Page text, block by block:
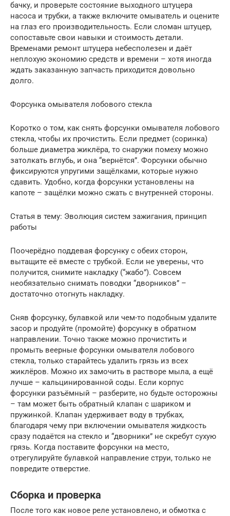
бачку, и проверьте состояние выходного штуцера
насоса и трубки, а также включите омыватель и оцените
на глаз его производительность. Если сломан штуцер,
сопоставьте свои навыки и стоимость детали.
Временами ремонт штуцера небесполезен и даёт
неплохую экономию средств и времени – хотя иногда
ждать заказанную запчасть приходится довольно
долго.
Форсунка омывателя лобового стекла
Коротко о том, как снять форсунки омывателя лобового
стекла, чтобы их прочистить. Если предмет (соринка)
больше диаметра жиклёра, то снаружи помеху можно
затолкать вглубь, и она “вернётся”. Форсунки обычно
фиксируются упругими защёлками, которые нужно
сдавить. Удобно, когда форсунки установлены на
капоте – защёлки можно сжать с внутренней стороны.
Статья в тему: Эволюция систем зажигания, принцип
работы
Поочерёдно поддевая форсунку с обеих сторон,
вытащите её вместе с трубкой. Если не уверены, что
получится, снимите накладку (“жабо”). Совсем
необязательно снимать поводки “дворников” –
достаточно отогнуть накладку.
Сняв форсунку, булавкой или чем-то подобным удалите
засор и продуйте (промойте) форсунку в обратном
направлении. Точно также можно прочистить и
промыть веерные форсунки омывателя лобового
стекла, только старайтесь удалить грязь из всех
жиклёров. Можно их замочить в растворе мыла, а ещё
лучше – кальцинированной соды. Если корпус
форсунки разъёмный – разберите, но будьте осторожны
– там может быть обратный клапан с шариком и
пружинкой. Клапан удерживает воду в трубках,
благодаря чему при включении омывателя жидкость
сразу подаётся на стекло и “дворники” не скребут сухую
грязь. Когда поставите форсунки на место,
отрегулируйте булавкой направление струи, только не
повредите отверстие.
Сборка и проверка
После того как новое реле установлено, и обмотка с